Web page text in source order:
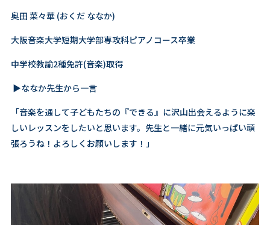
奥田 菜々華 (おくだ ななか)
大阪音楽大学短期大学部専攻科ピアノコース卒業
中学校教諭2種免許(音楽)取得
▶ななか先生から一言
「音楽を通して子どもたちの『できる』に沢山出会えるように楽
しいレッスンをしたいと思います。先生と一緒に元気いっぱい頑
張ろうね！よろしくお願いします！」